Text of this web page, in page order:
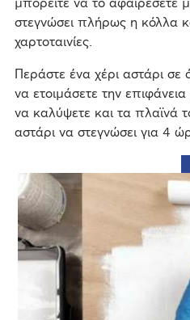
μπορείτε να το αφαιρέσετε
στεγνώσει πλήρως η κόλλα
χαρτοταινίες.
Περάστε ένα χέρι αστάρι σε
να ετοιμάσετε την
να καλύψετε και τα πλαϊνά
αστάρι να στεγνώσει για 4